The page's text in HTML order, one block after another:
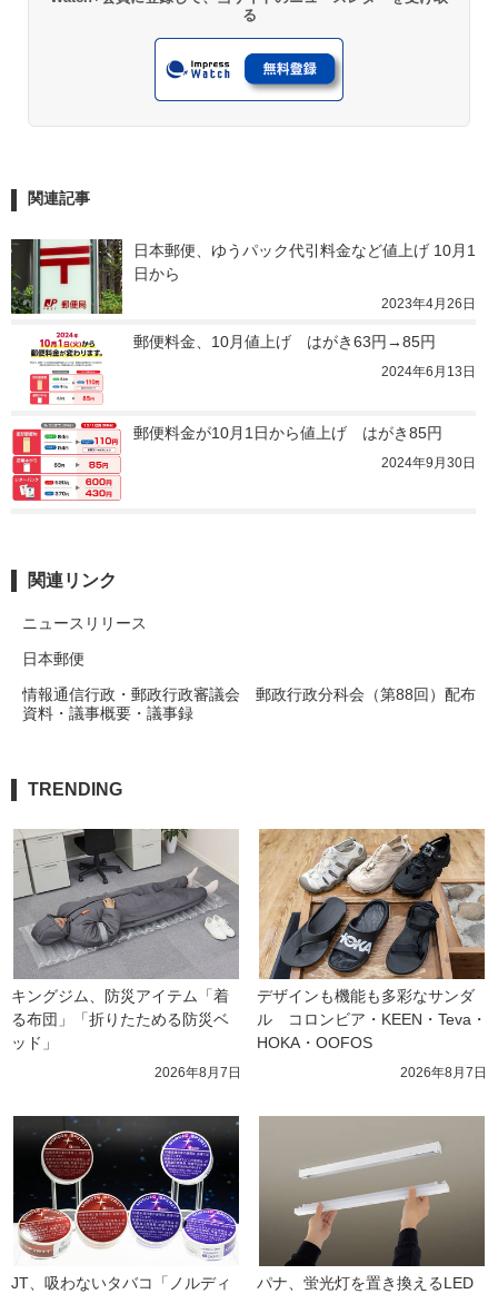
る
関連記事
日本郵便、ゆうパック代引料金など値上げ 10月1
日から
2023年4月26日
郵便料金、10月値上げ　はがき63円→85円
2024年6月13日
郵便料金が10月1日から値上げ　はがき85円
2024年9月30日
関連リンク
ニュースリリース
日本郵便
情報通信行政・郵政行政審議会 郵政行政分科会（第88回）配布
資料・議事概要・議事録
TRENDING
キングジム、防災アイテム「着
る布団」「折りたためる防災ベ
ッド」
2026年8月7日
デザインも機能も多彩なサンダ
ル　コロンビア・KEEN・Teva・
HOKA・OOFOS
2026年8月7日
JT、吸わないタバコ「ノルディ パナ、蛍光灯を置き換えるLED